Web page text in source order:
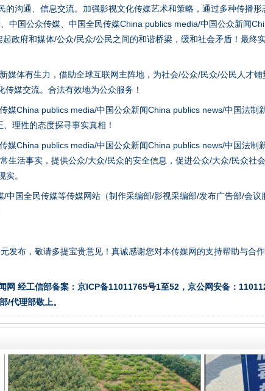
的沟通、信息交流。加强影视文化传媒艺术和策略，通过多种传播
中国公众传媒、中国全民传媒China publics media/中国公众新闻
政府和媒体/公众/民众/公民之间的和谐桥梁，缓和社会矛盾！最终
媒体有生力，借助全球互联网主阵地，为社会/公众/民众/公民人才
媒交流。合法有效地为公众服务！
媒China publics media/中国公众新闻China publics news/中国法制
理性的态度探寻事实真相！
媒China publics media/中国公众新闻China publics news/中国法制
生活事实，提供公众/大众/民众的安全信息，促进公众/大众/民众社
实。
国全民传媒等传媒网站（制作采编部/影视采编部/发布广告部/会议
发布，敬请多提宝贵意见！真诚感谢您对本传媒网的支持帮助与合作
网 经工信部备案：京ICP备11011765号1至52，京公网安备：
/代理部敬上。
以产业富民促振兴 酒